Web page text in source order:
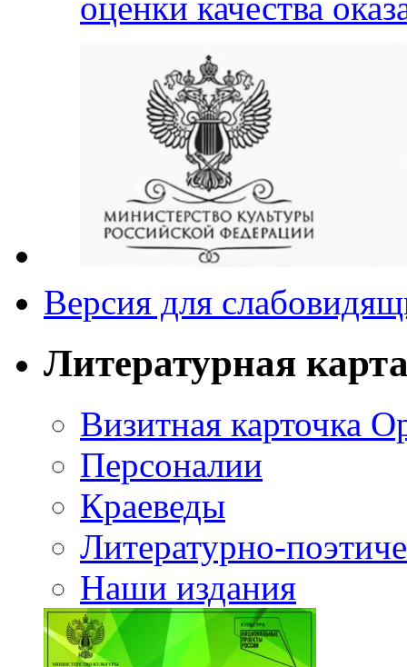
Версия для
Литературная
Визитная карточка
Персоналии
Краеведы
Литературно-
Наши издания